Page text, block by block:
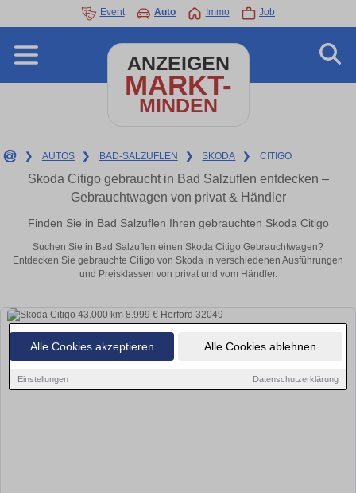
Alle Cookies akzeptieren Alle Cookies ablehnen
Einstellungen Datenschutzerklärung
Event Auto Immo Job
ANZEIGEN
MARKT-
MINDEN
❯ AUTOS ❯ BAD-SALZUFLEN ❯ SKODA ❯ CITIGO
Skoda Citigo gebraucht in Bad Salzuflen entdecken –
Gebrauchtwagen von privat & Händler
Finden Sie in Bad Salzuflen Ihren gebrauchten Skoda Citigo
Suchen Sie in Bad Salzuflen einen Skoda Citigo Gebrauchtwagen?
Entdecken Sie gebrauchte Citigo von Skoda in verschiedenen Ausführungen
und Preisklassen von privat und vom Händler.